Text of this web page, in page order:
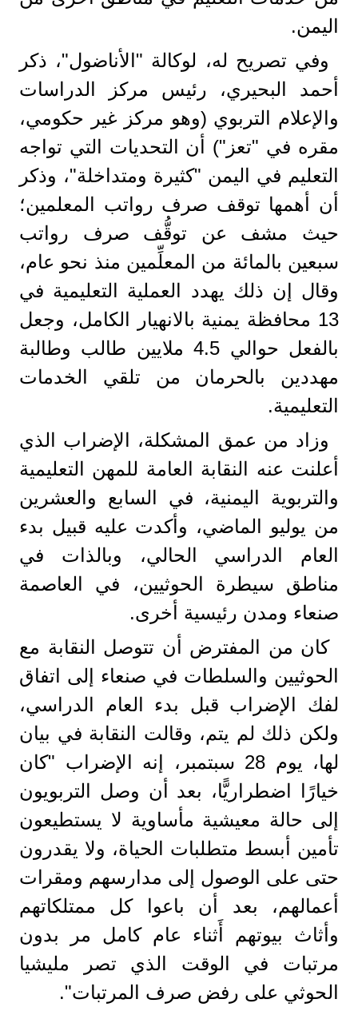
اليمن.
وفي تصريح له، لوكالة "الأناضول"، ذكر
أحمد البحيري، رئيس مركز الدراسات
والإعلام التربوي (وهو مركز غير حكومي،
مقره في "تعز") أن التحديات التي تواجه
التعليم في اليمن "كثيرة ومتداخلة"، وذكر
أن أهمها توقف صرف رواتب المعلمين؛
حيث مشف عن توقُّف صرف رواتب
سبعين بالمائة من المعلِّمين منذ نحو عام،
وقال إن ذلك يهدد العملية التعليمية في
13 محافظة يمنية بالانهيار الكامل، وجعل
بالفعل حوالي 4.5 ملايين طالب وطالبة
مهددين بالحرمان من تلقي الخدمات
التعليمية.
وزاد من عمق المشكلة، الإضراب الذي
أعلنت عنه النقابة العامة للمهن التعليمية
والتربوية اليمنية، في السابع والعشرين
من يوليو الماضي، وأكدت عليه قبيل بدء
العام الدراسي الحالي، وبالذات في
مناطق سيطرة الحوثيين، في العاصمة
صنعاء ومدن رئيسية أخرى.
كان من المفترض أن تتوصل النقابة مع
الحوثيين والسلطات في صنعاء إلى اتفاق
لفك الإضراب قبل بدء العام الدراسي،
ولكن ذلك لم يتم، وقالت النقابة في بيان
لها، يوم 28 سبتمبر، إنه الإضراب "كان
خيارًا اضطراريًّا، بعد أن وصل التربويون
إلى حالة معيشية مأساوية لا يستطيعون
تأمين أبسط متطلبات الحياة، ولا يقدرون
حتى على الوصول إلى مدارسهم ومقرات
أعمالهم، بعد أن باعوا كل ممتلكاتهم
وأثاث بيوتهم أَثناء عام كامل مر بدون
مرتبات في الوقت الذي تصر مليشيا
الحوثي على رفض صرف المرتبات".